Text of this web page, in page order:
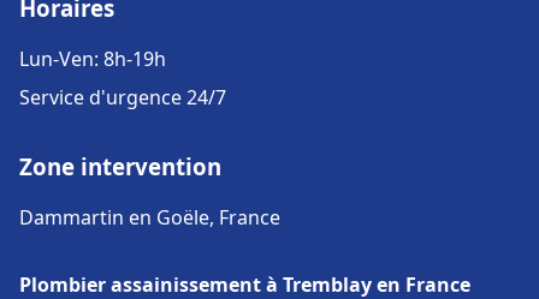
Horaires
Lun-Ven: 8h-19h
Service d'urgence 24/7
Zone intervention
Dammartin en Goële, France
Plombier assainissement à Tremblay en France